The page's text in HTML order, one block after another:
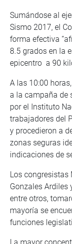
Sumándose al
Sismo 2017, el
forma efectiva
8.5 grados en la
epicentro a 90
A las 10:00
a la campaña de
por el Instituto
trabajadores del
y procedieron a
zonas seguras
indicaciones de
Los congresistas
Gonzales Ardiles
entre otros,
mayoría se
funciones